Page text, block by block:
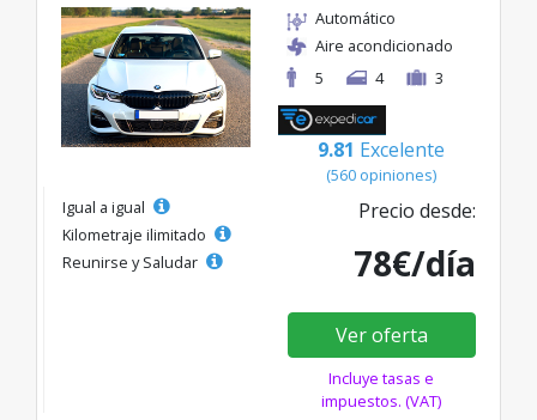
Automático
Aire acondicionado
5
4 3
9.81 Excelente
(560 opiniones)
Igual a igual
Kilometraje ilimitado
Reunirse y Saludar
Precio desde:
78€/día
Ver oferta
Incluye tasas e
impuestos. (VAT)